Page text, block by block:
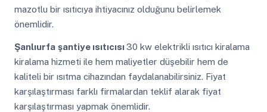
mazotlu bir ısıtıcıya ihtiyacınız olduğunu belirlemek
önemlidir.
Şanlıurfa şantiye ısıtıcısı30 kw elektrikli ısıtıcı kiralama
kiralama hizmeti ile hem maliyetler düşebilir hem de
kaliteli bir ısıtma cihazından faydalanabilirsiniz. Fiyat
karşılaştırması farklı firmalardan teklif alarak fiyat
karşılaştırması yapmak önemlidir.